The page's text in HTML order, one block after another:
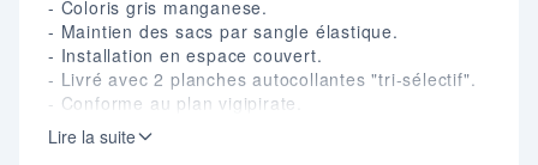
- Coloris gris manganese.
- Maintien des sacs par sangle élastique.
- Installation en espace couvert.
- Livré avec 2 planches autocollantes "tri-sélectif".
- Conforme au plan vigipirate.
- 2 flux : Dim. (mm) : H. 890 X 510 X 450.
- 3 flux : Dim. (mm) : H. 890 X 530 X 535.
Lire la suite